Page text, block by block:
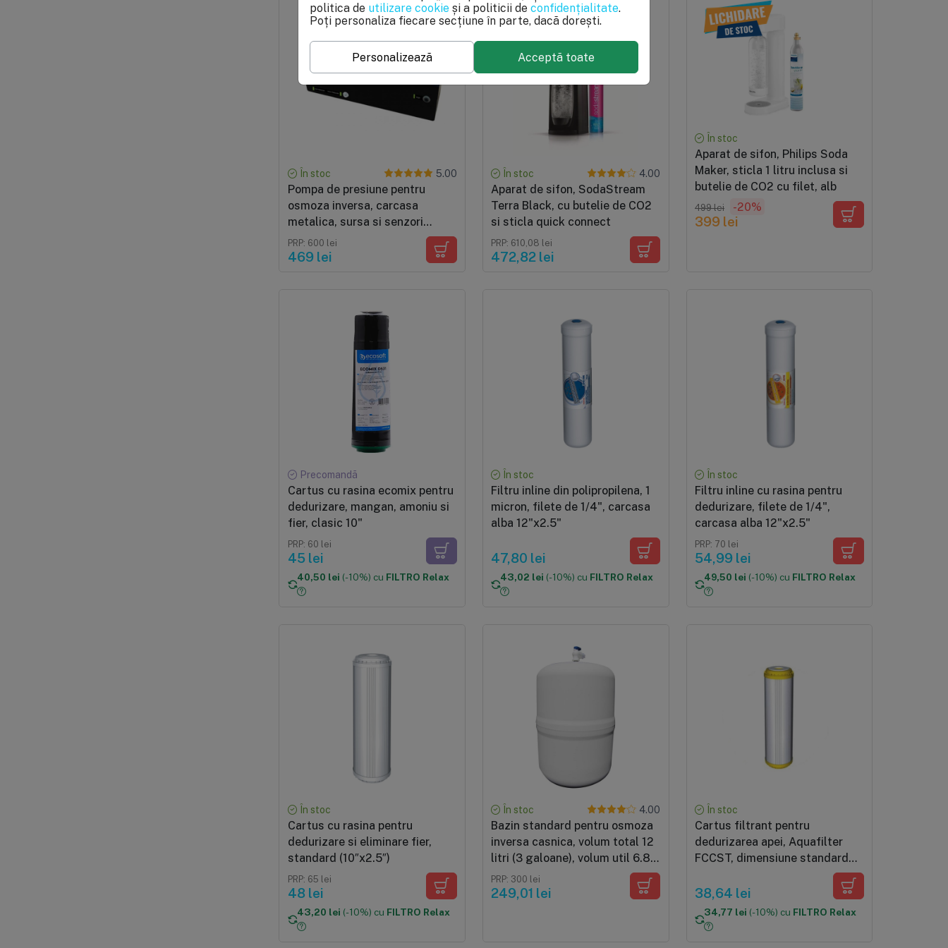
În stoc 5.00
Pompa de presiune pentru
osmoza inversa, carcasa
metalica, sursa si senzori
inclusi
PRP: 600 lei
469 lei
În stoc 4.00
Aparat de sifon, SodaStream
Terra Black, cu butelie de CO2
si sticla quick connect
PRP: 610,08 lei
472,82 lei
În stoc
Aparat de sifon, Philips Soda
Maker, sticla 1 litru inclusa si
butelie de CO2 cu filet, alb
499 lei -20%
399 lei
Precomandă
Cartus cu rasina ecomix pentru
dedurizare, mangan, amoniu si
fier, clasic 10"
PRP: 60 lei
45 lei
40,50 lei (-10%) cu FILTRO Relax
În stoc
Filtru inline din polipropilena, 1
micron, filete de 1/4", carcasa
alba 12"x2.5"
47,80 lei
43,02 lei (-10%) cu FILTRO Relax
În stoc
Filtru inline cu rasina pentru
dedurizare, filete de 1/4",
carcasa alba 12"x2.5"
PRP: 70 lei
54,99 lei
49,50 lei (-10%) cu FILTRO Relax
În stoc
Cartus cu rasina pentru
dedurizare si eliminare fier,
standard (10″x2.5″)
PRP: 65 lei
48 lei
43,20 lei (-10%) cu FILTRO Relax
În stoc 4.00
Bazin standard pentru osmoza
inversa casnica, volum total 12
litri (3 galoane), volum util 6.8
litri (1.8 galone)
PRP: 300 lei
249,01 lei
În stoc
Cartus filtrant pentru
dedurizarea apei, Aquafilter
FCCST, dimensiune standard
10x2.5", compatibil cu sisteme
de filtrare clasice, produs in EU
38,64 lei
34,77 lei (-10%) cu FILTRO Relax
politica de utilizare cookie și a politicii de confidențialitate.
Poți personaliza fiecare secțiune în parte, dacă dorești.
Personalizează Acceptă toate